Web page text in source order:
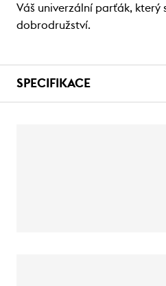
Váš univerzální parťák, který
dobrodružství.
SPECIFIKACE